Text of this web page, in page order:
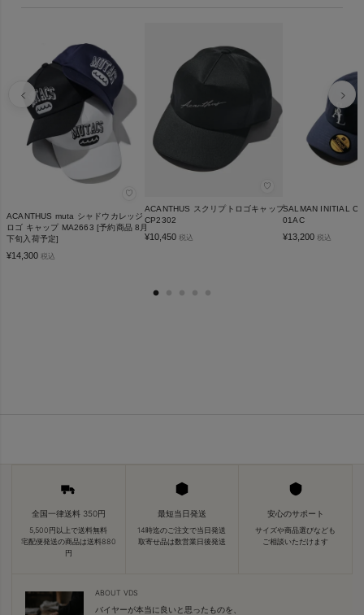
♡
ACANTHUS muta シャドウカレッジ
ロゴ キャップ MA2663 [予約商品 8月
下旬入荷予定]
¥14,300 税込
♡
ACANTHUS スクリプトロゴキャップ
CP2302
¥10,450 税込
SALMAN INITIAL
01AC
¥13,200 税込
全国一律送料 350円
5,500円以上で送料無料
宅配便発送の商品は送料880
円
最短当日発送
14時迄のご注文で当日発送
取寄せ品は数営業日後発送
安心のサポート
サイズや商品選びなども
ご相談いただけます
ABOUT VDS
バイヤーが本当に良いと思ったものを、